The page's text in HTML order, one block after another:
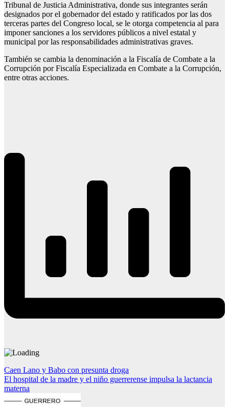
Tribunal de Justicia Administrativa, donde sus integrantes serán
designados por el gobernador del estado y ratificados por las dos
terceras partes del Congreso local, se le otorga competencia al para
imponer sanciones a los servidores públicos a nivel estatal y
municipal por las responsabilidades administrativas graves.
También se cambia la denominación a la Fiscalía de Combate a la
Corrupción por Fiscalía Especializada en Combate a la Corrupción,
entre otras acciones.
Navegación
de
entradas
Caen Lano y Babo con presunta droga
El hospital de la madre y el niño guerrerense impulsa la lactancia
materna